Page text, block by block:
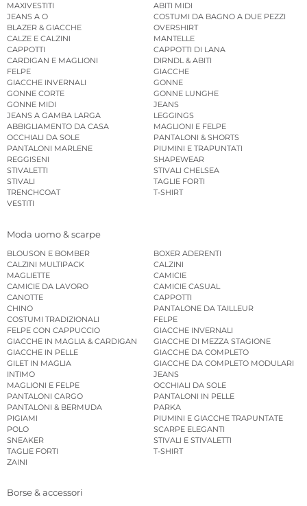
MAXIVESTITI
ABITI MIDI
JEANS A O
COSTUMI DA BAGNO A DUE PEZZI
BLAZER & GIACCHE
OVERSHIRT
CALZE E CALZINI
MANTELLE
CAPPOTTI
CAPPOTTI DI LANA
CARDIGAN E MAGLIONI
DIRNDL & ABITI
FELPE
GIACCHE
GIACCHE INVERNALI
GONNE
GONNE CORTE
GONNE LUNGHE
GONNE MIDI
JEANS
JEANS A GAMBA LARGA
LEGGINGS
ABBIGLIAMENTO DA CASA
MAGLIONI E FELPE
OCCHIALI DA SOLE
PANTALONI & SHORTS
PANTALONI MARLENE
PIUMINI E TRAPUNTATI
REGGISENI
SHAPEWEAR
STIVALETTI
STIVALI CHELSEA
STIVALI
TAGLIE FORTI
TRENCHCOAT
T-SHIRT
VESTITI
Moda uomo & scarpe
BLOUSON E BOMBER
BOXER ADERENTI
CALZINI MULTIPACK
CALZINI
MAGLIETTE
CAMICIE
CAMICIE DA LAVORO
CAMICIE CASUAL
CANOTTE
CAPPOTTI
CHINO
PANTALONE DA TAILLEUR
COSTUMI TRADIZIONALI
FELPE
FELPE CON CAPPUCCIO
GIACCHE INVERNALI
GIACCHE IN MAGLIA & CARDIGAN
GIACCHE DI MEZZA STAGIONE
GIACCHE IN PELLE
GIACCHE DA COMPLETO
GILET IN MAGLIA
GIACCHE DA COMPLETO MODULARI
INTIMO
JEANS
MAGLIONI E FELPE
OCCHIALI DA SOLE
PANTALONI CARGO
PANTALONI IN PELLE
PANTALONI & BERMUDA
PARKA
PIGIAMI
PIUMINI E GIACCHE TRAPUNTATE
POLO
SCARPE ELEGANTI
SNEAKER
STIVALI E STIVALETTI
TAGLIE FORTI
T-SHIRT
ZAINI
Borse & accessori